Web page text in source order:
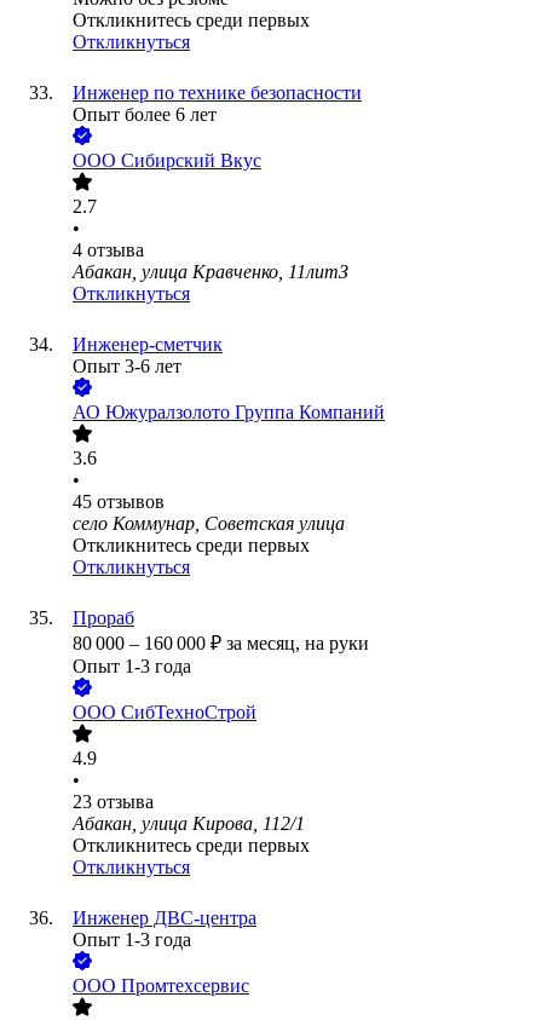
Откликнитесь среди первых
Откликнуться
Инженер по технике безопасности
Опыт более 6 лет
ООО Сибирский Вкус
2.7
•
4 отзыва
Абакан, улица Кравченко, 11литЗ
Откликнуться
Инженер-сметчик
Опыт 3-6 лет
АО Южуралзолото Группа Компаний
3.6
•
45 отзывов
село Коммунар, Советская улица
Откликнитесь среди первых
Откликнуться
Прораб
80 000 – 160 000 ₽ за месяц, на руки
Опыт 1-3 года
ООО СибТехноСтрой
4.9
•
23 отзыва
Абакан, улица Кирова, 112/1
Откликнитесь среди первых
Откликнуться
Инженер ДВС-центра
Опыт 1-3 года
ООО Промтехсервис